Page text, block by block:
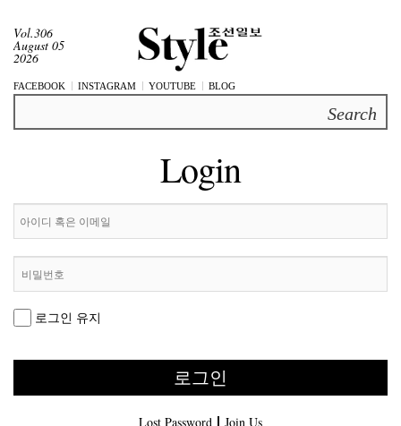
Vol.306
August 05
2026
FACEBOOK INSTAGRAM YOUTUBE BLOG
Login
로그인 유지
Lost Password Join Us